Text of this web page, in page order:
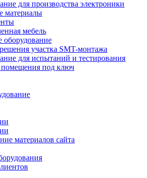
для производства электроники
материалы
мебель
оборудование
участка SMT-монтажа
для испытаний и тестирования
под ключ
материалов сайта